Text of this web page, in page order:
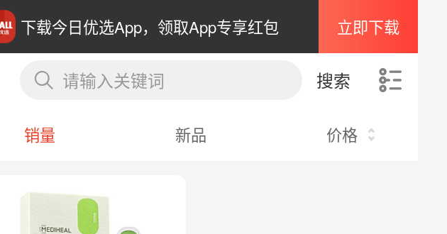
下载今日优选App，领取App专享红包 立即下载
请输入关键词 搜索
销量 新品 价格